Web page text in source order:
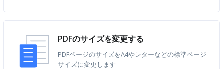
PDFのサイズを変更する
PDFページのサイズをA4やレターなどの標準ページ
サイズに変更します